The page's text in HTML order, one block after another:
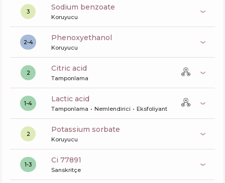
3 sodium benzoate
Koruyucu
2-4 phenoxyethanol
Koruyucu
2 citric acid
Tamponlama
1-4 lactic acid
Tamponlama Nemlendirici Eksfoliyant
2 potassium sorbate
Koruyucu
1-3 ci 77891
Sanskritçe